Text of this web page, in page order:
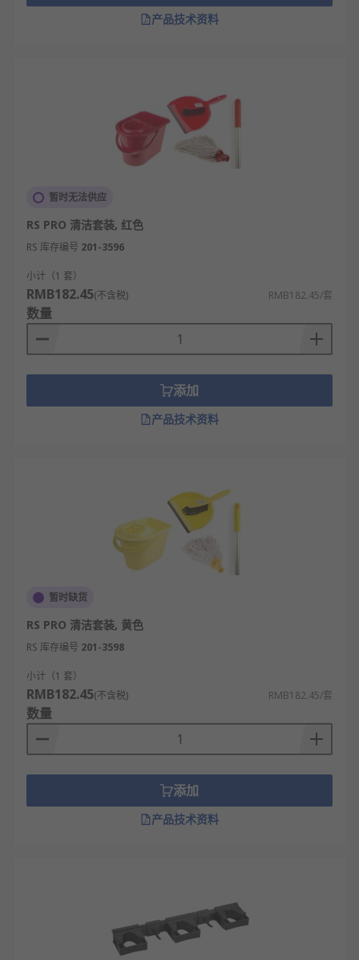
拖把架的应用领域
办公楼：公共区域的清洁工具收纳，确保办公
环境井然有序。通常选择大容量款式。
酒店行业：客房清洁用品的规范管理，提升酒
店形象和服务质量。多选用高档不锈钢材质。
餐饮场所：厨房和就餐区的清洁工具收纳，符
合卫生标准要求。需要防油污设计。
医疗机构：医院、诊所等场所的专用拖把收
学校机关：教室、办公室的清洁工具管理，培
养学生和员工的良好习惯。
商场超市：大型公共场所的清洁设备存放，保
持购物环境整洁。需要大容量设计。
工厂车间：工业环境下的工具收纳，需要特别
坚固耐用的设计。通常选择重型金属材质。
如何选择合适的拖把架？
可用空间（宽度40-100cm常见），狭窄区域选
竖长型（高80cm×宽30cm），宽敞墙面选横宽
型。瓷砖墙面用免钉胶固定（承重≤10kg），水
泥墙选钻孔安装（承重≥15kg）。阳台等潮湿区
选不锈钢材质，卫生间优先ABS塑料防锈。
按拖把类型匹配支架结构：胶棉拖把选夹扣式
（槽深≥5cm）。平板拖把需带横杆托架（间距
可调20-40cm），传统布条拖把用挂钩式（钩
深≥15cm）。多功能架应含不同槽位，适配2-4
种拖把。
考量沥水需求选择排水设计：基础型配接水盘
（容量500-800ml），可拆卸清洗。进阶款设
导流槽直接引流至水槽。高端型号带滴水报警
（水位检测+蜂鸣提示）。室外用选镂空底板
（孔隙率≥60%），加速通风干燥。
评估使用频率决定耐用性：家用中频（每周3-5
结合美观与实用功能：极简风选纯色隐藏螺丝
款，北欧风挑莫兰迪色系。智能款可配紫外线
产品技术资料
暂时无法供应
RS PRO 清洁套装, 红色
RS 库存编号 201-3596
小计（1 套）
RMB182.45(不含税) RMB182.45/套
数量
添加
产品技术资料
暂时缺货
RS PRO 清洁套装, 黄色
RS 库存编号 201-3598
小计（1 套）
RMB182.45(不含税) RMB182.45/套
数量
添加
产品技术资料